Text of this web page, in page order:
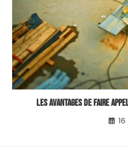
Les avantages de faire